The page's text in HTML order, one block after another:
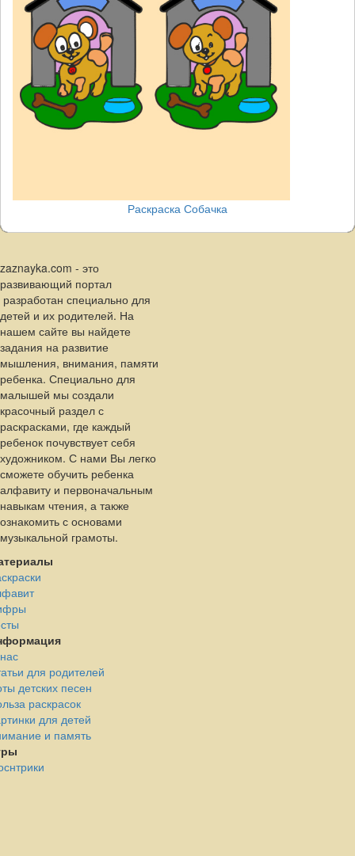
Раскраска Собачка
zaznayka.com - это
развивающий портал
разработан специально для
детей и их родителей. На
нашем сайте вы найдете
задания на развитие
мышления, внимания, памяти
ребенка. Специально для
малышей мы создали
красочный раздел с
раскрасками, где каждый
ребенок почувствует себя
художником. С нами Вы легко
сможете обучить ребенка
алфавиту и первоначальным
навыкам чтения, а также
ознакомить с основами
музыкальной грамоты.
для родителей
детских песен
раскрасок
для детей
и память